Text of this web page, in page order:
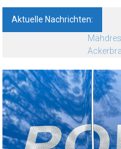
Ruppin
Nachrichten-
Aktuelle Nachrichten: